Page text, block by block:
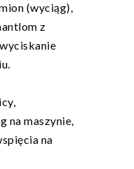
(wyciąg),
z
na maszynie,
na